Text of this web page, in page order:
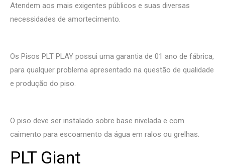
Atendem aos mais exigentes públicos e suas diversas
necessidades de amortecimento.
Os Pisos PLT PLAY possui uma garantia de 01 ano de fábrica,
para qualquer problema apresentado na questão de qualidade
e produção do piso.
O piso deve ser instalado sobre base nivelada e com
caimento para escoamento da água em ralos ou grelhas.
PLT Giant